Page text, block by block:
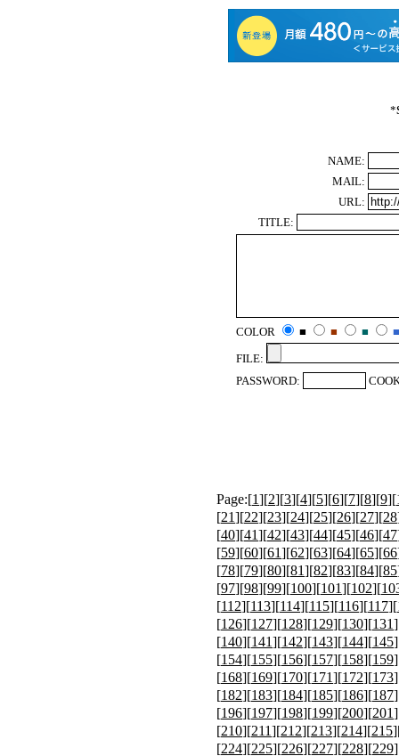
*
NAME:
MAIL:
URL:
TITLE:
COLOR ■ ■ ■
■
FILE:
PASSWORD:
Page:[1][2][3][4][5][6][7][8][9][
[21][22][23][24][25][26][27][28
[40][41][42][43][44][45][46][47
[59][60][61][62][63][64][65][66
[78][79][80][81][82][83][84][85
[97][98][99][100][101][102][
[112][113][114][115][116][117][
[126][127][128][129][130][131
[140][141][142][143][144][145
[154][155][156][157][158][159
[168][169][170][171][172][173
[182][183][184][185][186][187
[196][197][198][199][200][201
[210][211][212][213][214][215
[224][225][226][227][228][229